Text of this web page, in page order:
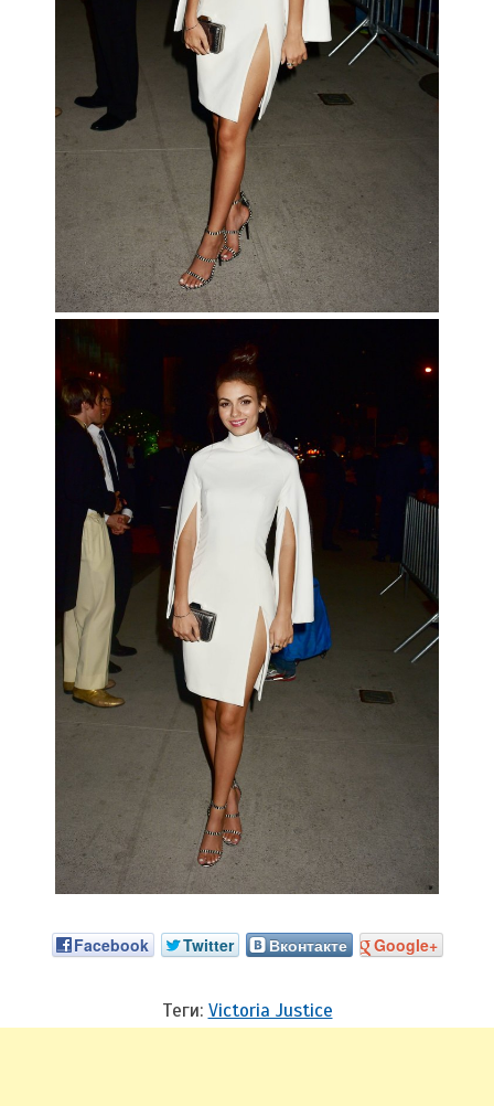
Facebook Twitter Вконтакте Google+
Теги: Victoria Justice